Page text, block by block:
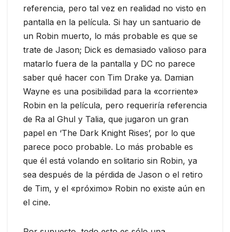
referencia, pero tal vez en realidad no visto en
pantalla en la película. Si hay un santuario de
un Robin muerto, lo más probable es que se
trate de Jason; Dick es demasiado valioso para
matarlo fuera de la pantalla y DC no parece
saber qué hacer con Tim Drake ya. Damian
Wayne es una posibilidad para la «corriente»
Robin en la película, pero requeriría referencia
de Ra al Ghul y Talia, que jugaron un gran
papel en ‘The Dark Knight Rises’, por lo que
parece poco probable. Lo más probable es
que él está volando en solitario sin Robin, ya
sea después de la pérdida de Jason o el retiro
de Tim, y el «próximo» Robin no existe aún en
el cine.